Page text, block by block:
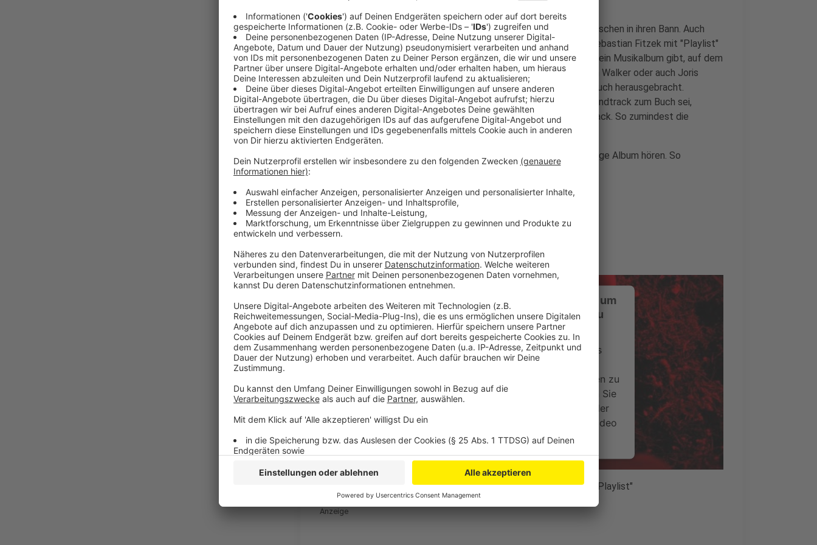
Die Psychothriller von Sebastian Fitzek ziehen Millionen von Deutschen in ihren Bann. Auch
Verfilmungen zu seinen Büchern gibt es schon einige. Jetzt hat Sebastian Fitzek mit "Playlist"
ein neues Buch herausgebracht, zu dem es aber gleichzeitig auch ein Musikalbum gibt, auf dem
sich Stars der Musikszene tümmeln. Silbermond, Rea Garvey, Tom Walker oder auch Joris
haben sich die Ehre gegeben und einen Thriller-Soundtrack zum Buch herausgebracht.
Verstanden werden soll "Playlist" allerdings nicht, dass es ein Soundtrack zum Buch sei,
sondern eher, dass die Künstler selbst sagen können, es sei ihr Track. So zumindest die
Vorstellung Fitzeks.
Wer das Buch lesen möchte, sollte demnach auch das dazugehörige Album hören. So
entstünde eine für Fitzek perfekte Symbiose.
Anzeige
Anzeige
Wir benötigen Ihre Zustimmung, um
den YouTube Video-Service zu
laden!
Wir verwenden einen Service eines
Drittanbieters, um Videoinhalte
einzubetten. Dieser Service kann Daten zu
Ihren Aktivitäten sammeln. Bitte lesen Sie
die Details durch und stimmen Sie der
Nutzung des Service zu, um dieses Video
anzusehen.
Mehr Informationen
Der Track "Leb Wohl" von Sebastian Fitzek und Joris zum Album "Playlist"
Anzeige